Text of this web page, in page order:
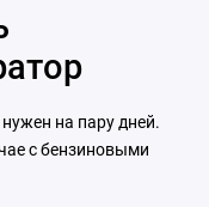
на пару дней.
с бензиновыми